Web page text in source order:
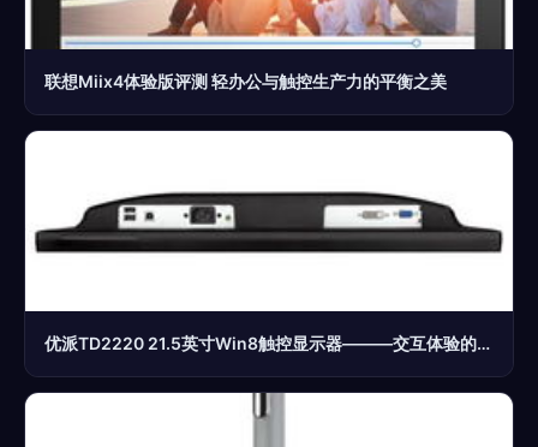
联想Miix4体验版评测 轻办公与触控生产力的平衡之美
优派TD2220 21.5英寸Win8触控显示器———交互体验的全新定义